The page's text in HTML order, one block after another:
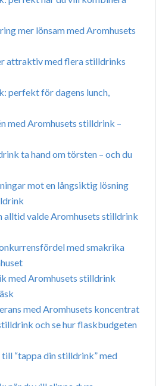
mer lönsam med Aromhusets
attraktiv med flera stilldrinks
perfekt för dagens lunch,
med Aromhusets stilldrink –
ta hand om törsten – och du
mot en långsiktig lösning
alltid valde Aromhusets stilldrink
med smakrika
med Aromhusets stilldrink
med Aromhusets koncentrat
och se hur flaskbudgeten
“tappa din stilldrink” med